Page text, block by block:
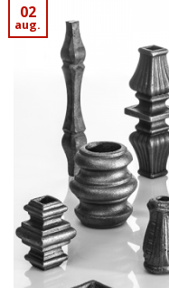
02
aug.